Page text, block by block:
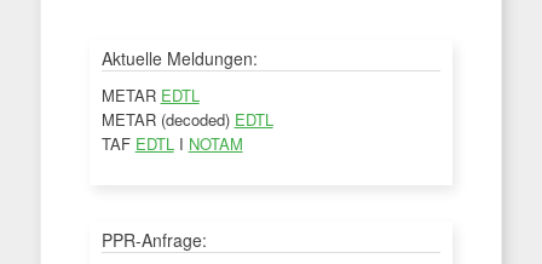
Aktuelle Meldungen:
METAR EDTL
METAR (decoded) EDTL
TAF EDTLI NOTAM
PPR-Anfrage: